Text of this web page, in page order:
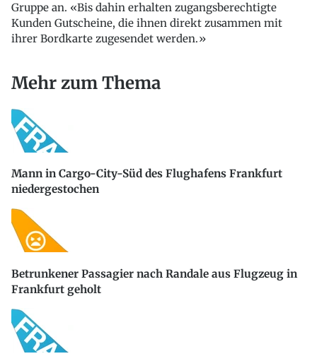
Gruppe an. «Bis dahin erhalten zugangsberechtigte
Kunden Gutscheine, die ihnen direkt zusammen mit
ihrer Bordkarte zugesendet werden.»
Mehr zum Thema
Mann in Cargo-City-Süd des Flughafens Frankfurt
niedergestochen
Betrunkener Passagier nach Randale aus Flugzeug in
Frankfurt geholt